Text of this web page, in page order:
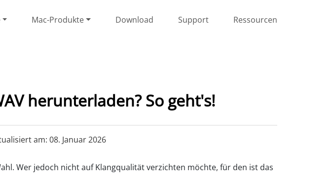
Mac-Produkte Download Support Ressourcen
herunterladen? So geht's!
am: 08. Januar 2026
Wer jedoch nicht auf Klangqualität verzichten möchte, für den ist das